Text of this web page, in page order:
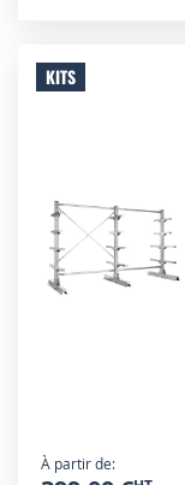
KITS
À partir de